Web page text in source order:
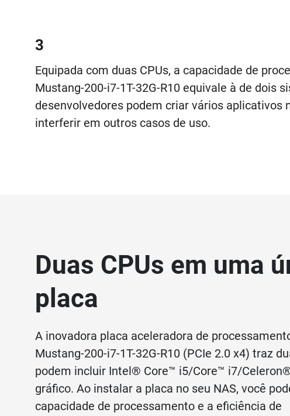
3
Equipada com duas CPUs, a capacidade de
Mustang-200-i7-1T-32G-R10 equivale à de dois
desenvolvedores podem criar vários aplicativos
interferir em outros casos de uso.
Duas CPUs em uma
placa
A inovadora placa aceleradora de
Mustang-200-i7-1T-32G-R10 (PCIe 2.0 x4) traz
podem incluir Intel® Core™ i5/Core™ i7/
gráfico. Ao instalar a placa no seu NAS, você
capacidade de processamento e a eficiência de